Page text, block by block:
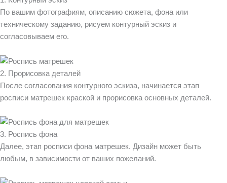
По вашим фотографиям, описанию сюжета, фона или
техническому заданию, рисуем контурный эскиз и
согласовываем его.
2. Прорисовка деталей
После согласования контурного эскиза, начинается этап
росписи матрешек краской и прорисовка основных деталей.
3. Роспись фона
Далее, этап росписи фона матрешек. Дизайн может быть
любым, в зависимости от ваших пожеланий.